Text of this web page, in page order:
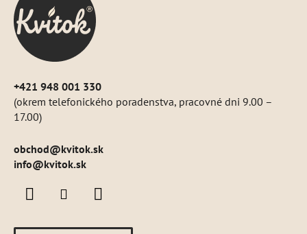
+421 948 001 330
(okrem telefonického poradenstva, pracovné dni 9.00 –
17.00)
obchod@kvitok.sk
info@kvitok.sk